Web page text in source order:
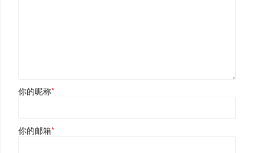
你的昵称*
你的邮箱*